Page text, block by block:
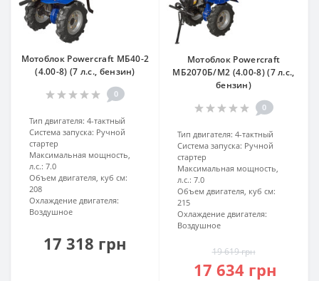
Мотоблок Powercraft МБ40-2
(4.00-8) (7 л.с., бензин)
0
Тип двигателя: 4-тактный
Система запуска: Ручной
стартер
Максимальная мощность,
л.с.: 7.0
Объем двигателя, куб см:
208
Охлаждение двигателя:
Воздушное
17 318 грн
Мотоблок Powercraft
МБ2070Б/М2 (4.00-8) (7 л.с.,
бензин)
0
Тип двигателя: 4-тактный
Система запуска: Ручной
стартер
Максимальная мощность,
л.с.: 7.0
Объем двигателя, куб см:
215
Охлаждение двигателя:
Воздушное
19 619 грн
17 634 грн